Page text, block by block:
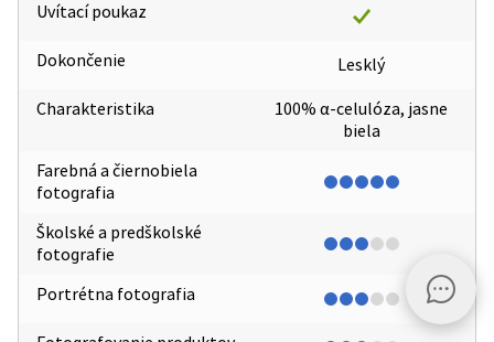
Uvítací poukaz
Dokončenie
Charakteristika
Farebná a čiernobiela
fotografia
Školské a predškolské
fotografie
Portrétna fotografia
Lesklý
100% α-celulóza, jasne
biela